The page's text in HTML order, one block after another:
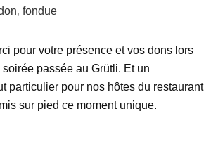
, fondue
pour votre présence et vos dons lors
passée au Grütli. Et un
particulier pour nos hôtes du restaurant
sur pied ce moment unique.